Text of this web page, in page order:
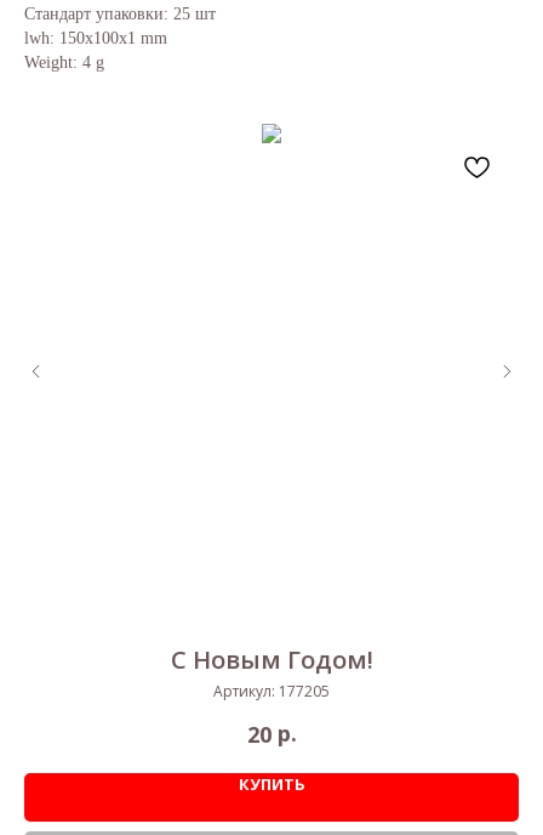
Стандарт упаковки: 25 шт
lwh: 150x100x1 mm
Weight: 4 g
С Новым Годом!
Артикул: 177205
20 р.
КУПИТЬ